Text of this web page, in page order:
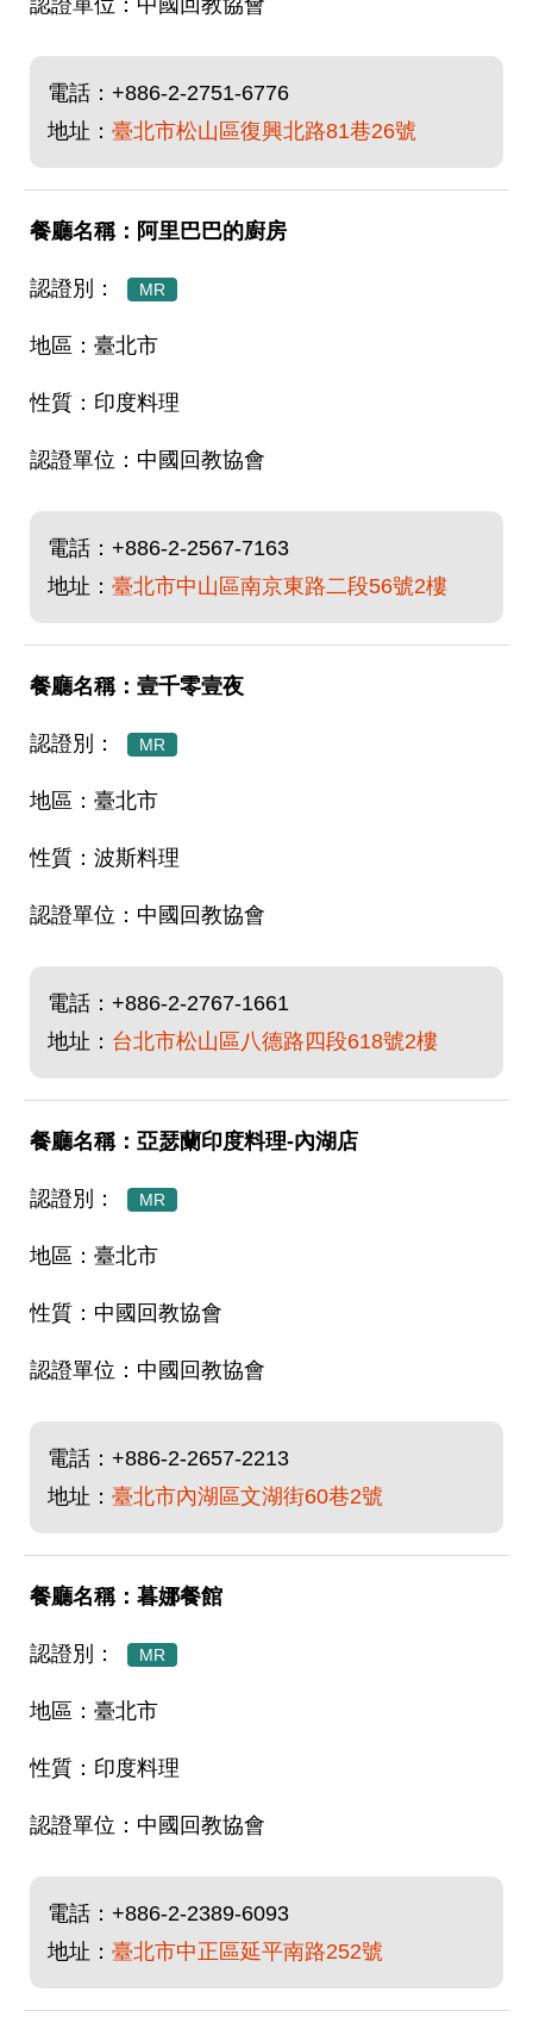
中國回教協會
電話： +886-2-2751-6776
地址： 臺北市松山區復興北路81巷26號
阿里巴巴的廚房
MR
臺北市
印度料理
中國回教協會
電話： +886-2-2567-7163
地址： 臺北市中山區南京東路二段56號2樓
壹千零壹夜
MR
臺北市
波斯料理
中國回教協會
電話： +886-2-2767-1661
地址： 台北市松山區八德路四段618號2樓
亞瑟蘭印度料理-內湖店
MR
臺北市
中國回教協會
中國回教協會
電話： +886-2-2657-2213
地址： 臺北市內湖區文湖街60巷2號
暮娜餐館
MR
臺北市
印度料理
中國回教協會
電話： +886-2-2389-6093
地址： 臺北市中正區延平南路252號